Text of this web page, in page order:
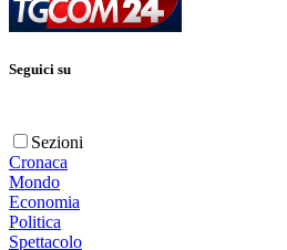
Seguici su
Sezioni
Cronaca
Mondo
Economia
Politica
Spettacolo